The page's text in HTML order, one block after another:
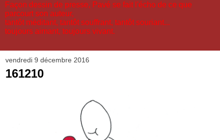
Façon dessin de presse, Pavé se fait l'écho de ce que
parcourt son auteur,
tantôt méditant, tantôt souffrant, tantôt souriant...
toujours aimant, toujours vivant.
vendredi 9 décembre 2016
161210